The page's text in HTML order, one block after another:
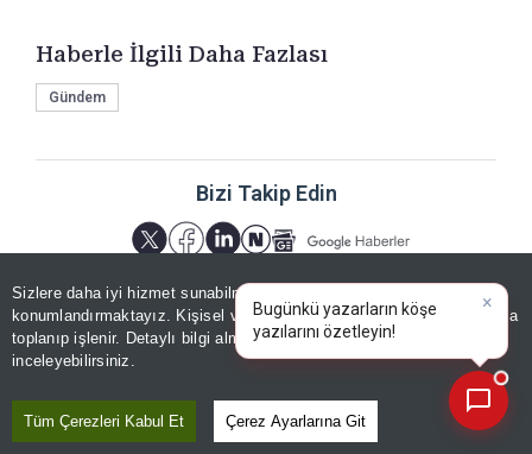
Sizlere daha iyi hizmet sunabilmek adına sitemizde
konumlandırmaktayız. Kişisel verileriniz, KVKK ve GDPR kapsamında
toplanıp işlenir. Detaylı bilgi almak içinAydınlatma Metnimizi
inceleyebilirsiniz.
Tüm Çerezleri Kabul Et Çerez Ayarlarına Git
Haberle İlgili Daha Fazlası
Gündem
Bizi Takip Edin
Bugün|